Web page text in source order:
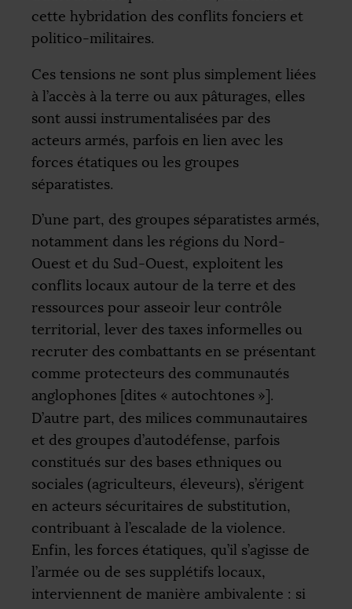
cette hybridation des conflits fonciers et
politico-militaires.
Ces tensions ne sont plus simplement liées
à l’accès à la terre ou aux pâturages, elles
sont aussi instrumentalisées par des
acteurs armés, parfois en lien avec les
forces étatiques ou les groupes
séparatistes.
D’une part, des groupes séparatistes armés,
notamment dans les régions du Nord-
Ouest et du Sud-Ouest, exploitent les
conflits locaux autour de la terre et des
ressources pour asseoir leur contrôle
territorial, lever des taxes informelles ou
recruter des combattants en se présentant
comme protecteurs des communautés
anglophones [dites « autochtones »].
D’autre part, des milices communautaires
et des groupes d’autodéfense, parfois
constitués sur des bases ethniques ou
sociales (agriculteurs, éleveurs), s’érigent
en acteurs sécuritaires de substitution,
contribuant à l’escalade de la violence.
Enfin, les forces étatiques, qu’il s’agisse de
l’armée ou de ses supplétifs locaux,
interviennent de manière ambivalente : si